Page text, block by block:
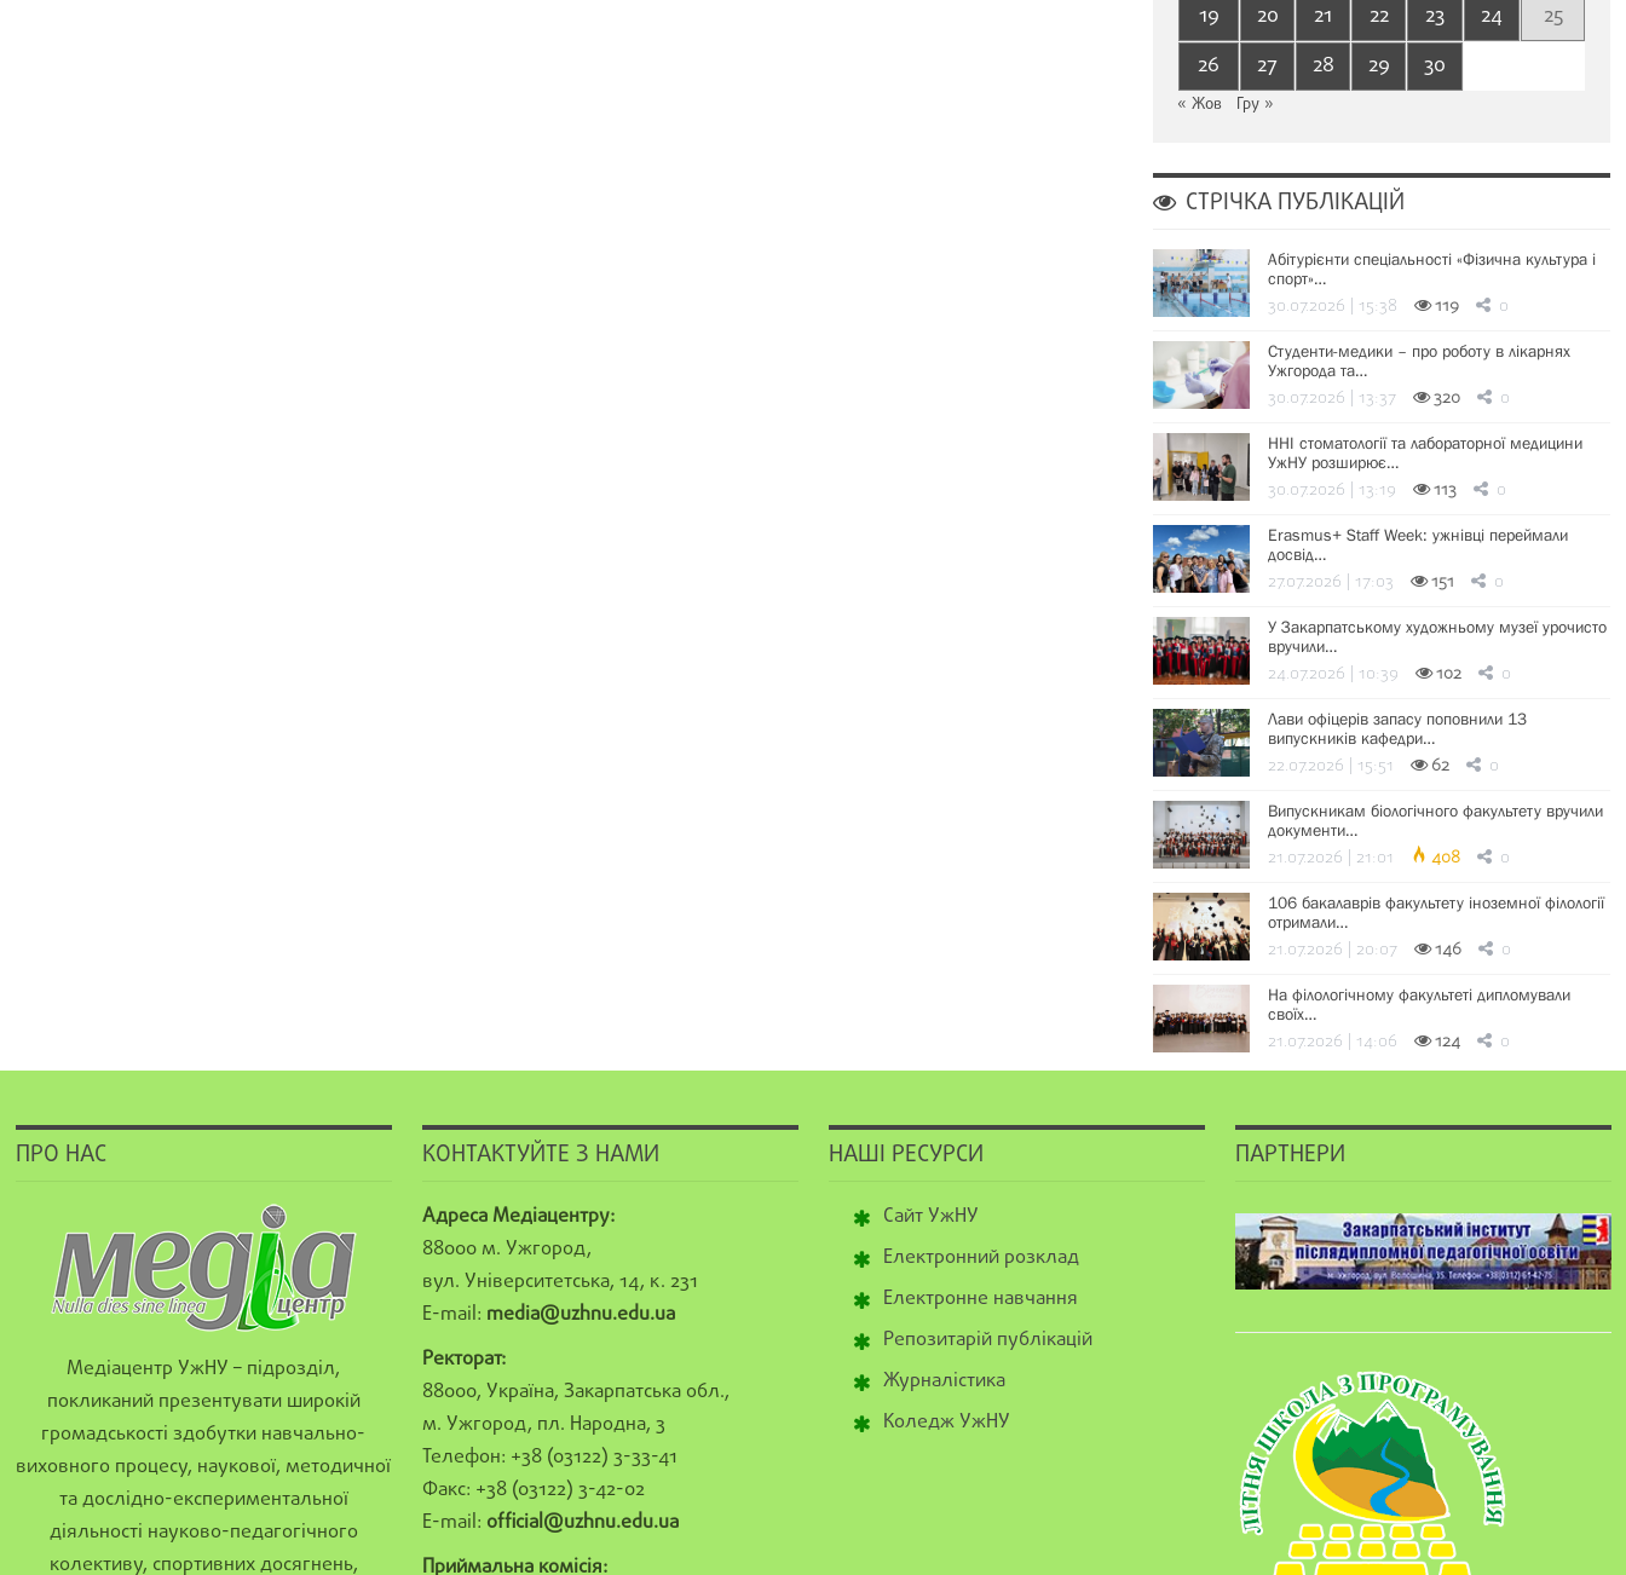
19
20 21 22 23 24
25
26
27 28 29 30
« Жов Гру »
СТРІЧКА ПУБЛІКАЦІЙ
Абітурієнти спеціальності «Фізична культура і
спорт»…
30.07.2026 | 15:38 119 0
Студенти-медики – про роботу в лікарнях
Ужгорода та…
30.07.2026 | 13:37 320 0
ННІ стоматології та лабораторної медицини
УжНУ розширює…
30.07.2026 | 13:19 113 0
Erasmus+ Staff Week: ужнівці переймали
досвід…
27.07.2026 | 17:03 151 0
У Закарпатському художньому музеї урочисто
вручили…
24.07.2026 | 10:39 102 0
Лави офіцерів запасу поповнили 13
випускників кафедри…
22.07.2026 | 15:51 62 0
Випускникам біологічного факультету вручили
документи…
21.07.2026 | 21:01 408 0
106 бакалаврів факультету іноземної філології
отримали…
21.07.2026 | 20:07 146 0
На філологічному факультеті дипломували
своїх…
21.07.2026 | 14:06 124 0
ПРО НАС
Медіацентр УжНУ – підрозділ,
покликаний презентувати широкій
громадськості здобутки навчально-
виховного процесу, наукової, методичної
та дослідно-експериментальної
діяльності науково-педагогічного
колективу, спортивних досягнень,
КОНТАКТУЙТЕ З НАМИ
Адреса Медіацентру:
88000 м. Ужгород,
вул. Університетська, 14, к. 231
E-mail: media@uzhnu.edu.ua
Ректорат:
88000, Україна, Закарпатська обл.,
м. Ужгород, пл. Народна, 3
Телефон: +38 (03122) 3-33-41
Факс: +38 (03122) 3-42-02
E-mail: official@uzhnu.edu.ua
Приймальна комісія:
НАШІ РЕСУРСИ
Сайт УжНУ
Електронний розклад
Електронне навчання
Репозитарій публікацій
Журналістика
Коледж УжНУ
ПАРТНЕРИ